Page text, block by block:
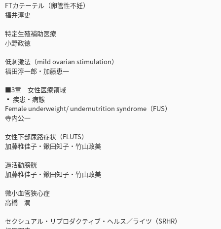
FTカテーテル（卵管性不妊）
福井淳史
特定生殖補助医療
小野政徳
低刺激法（mild ovarian stimulation）
福田淳一郎・加藤恵一
■3章 女性医療領域
▪ 疾患・病態
Female underweight/ undernutrition syndrome（FUS）
寺内公一
女性下部尿路症状（FLUTS）
加藤稚佳子・鍬田知子・竹山政美
過活動膀胱
加藤稚佳子・鍬田知子・竹山政美
微小血管狭心症
高橋 潤
セクシュアル・リプロダクティブ・ヘルス／ライツ（SRHR）